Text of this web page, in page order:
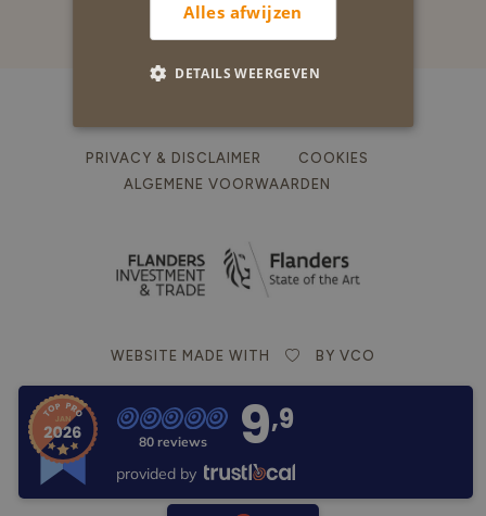
PRIVACY & DISCLAIMER
COOKIES
ALGEMENE VOORWAARDEN
WEBSITE MADE WITH BY VCO
80 reviews 9,9
provided by
Alles afwijzen
DETAILS WEERGEVEN